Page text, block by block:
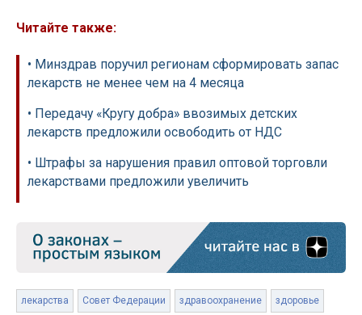
Читайте также:
• Минздрав поручил регионам сформировать запас
лекарств не менее чем на 4 месяца
• Передачу «Кругу добра» ввозимых детских
лекарств предложили освободить от НДС
• Штрафы за нарушения правил оптовой торговли
лекарствами предложили увеличить
лекарства Совет Федерации здравоохранение здоровье